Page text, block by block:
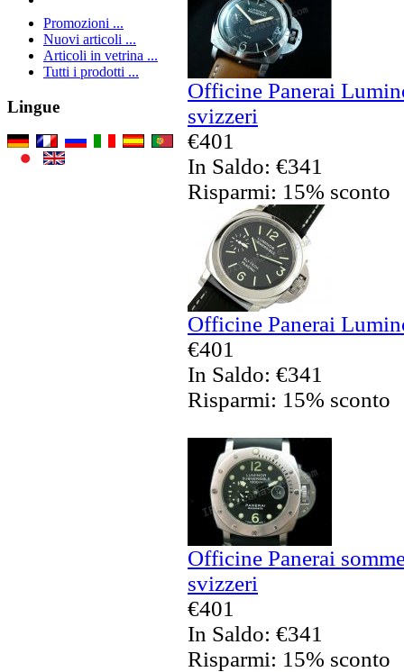
Promozioni ...
Nuovi articoli ...
Articoli in vetrina ...
Tutti i prodotti ...
Lingue
Officine Panerai
svizzeri
€401
In Saldo: €341
Risparmi: 15% sconto
Officine Panerai
€401
In Saldo: €341
Risparmi: 15% sconto
Officine Panerai
svizzeri
€401
In Saldo: €341
Risparmi: 15% sconto